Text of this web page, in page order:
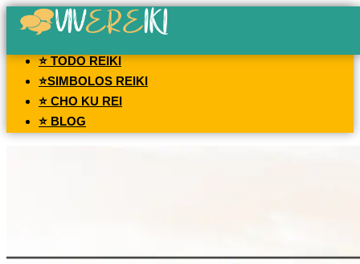
⭐ TODO REIKI
⭐SIMBOLOS REIKI
⭐ CHO KU REI
⭐ BLOG